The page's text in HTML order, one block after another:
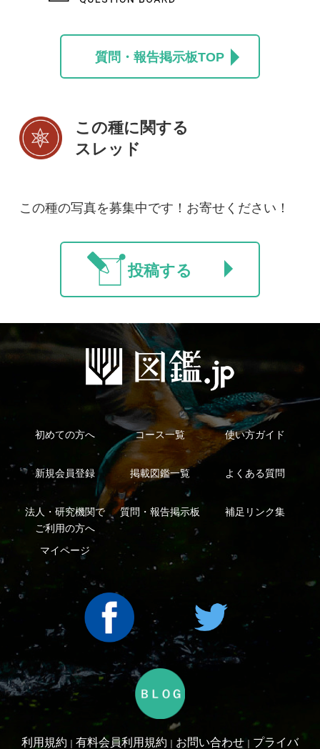
初めての方へ コース一覧
新規会員登録 掲載図鑑一覧
マイページ
有料会員利用規約｜お問い合わせ｜
プライバ
シーについて
特定商取引法に基づく表示 ｜運営会社 ｜インプレスグル
ープ
Copyright ©2016 Yama-kei Publishers co.,Ltd.
An impress Group Company. All rights reserved.